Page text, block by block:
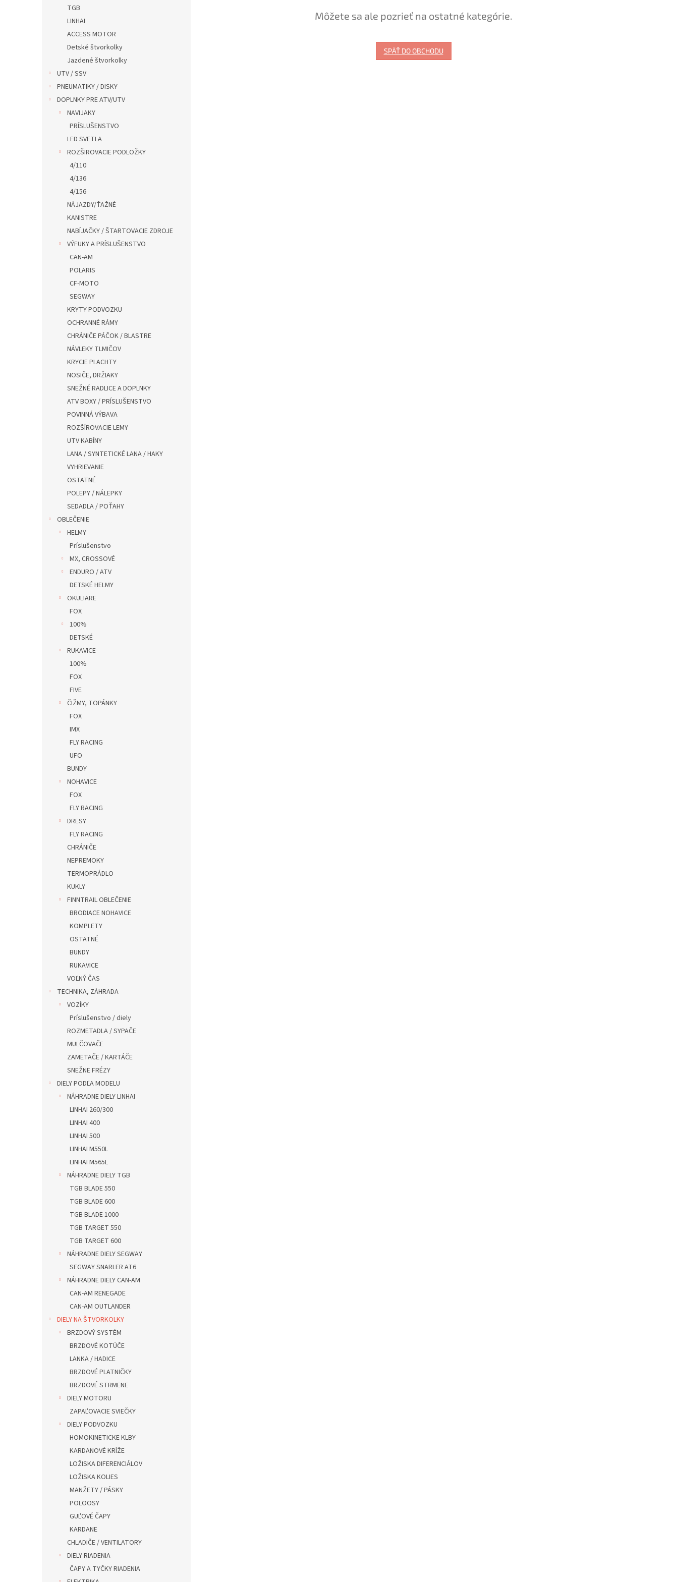
TGB
LINHAI
ACCESS MOTOR
Detské štvorkolky
Jazdené štvorkolky
UTV / SSV
PNEUMATIKY / DISKY
DOPLNKY PRE ATV/UTV
NAVIJAKY
PRÍSLUŠENSTVO
LED SVETLA
ROZŠIROVACIE PODLOŽKY
4/110
4/136
4/156
NÁJAZDY/ŤAŽNÉ
KANISTRE
NABÍJAČKY / ŠTARTOVACIE ZDROJE
VÝFUKY A PRÍSLUŠENSTVO
CAN-AM
POLARIS
CF-MOTO
SEGWAY
KRYTY PODVOZKU
OCHRANNÉ RÁMY
CHRÁNIČE PÁČOK / BLASTRE
NÁVLEKY TLMIČOV
KRYCIE PLACHTY
NOSIČE, DRŽIAKY
SNEŽNÉ RADLICE A DOPLNKY
ATV BOXY / PRÍSLUŠENSTVO
POVINNÁ VÝBAVA
ROZŠÍROVACIE LEMY
UTV KABÍNY
LANA / SYNTETICKÉ LANA / HAKY
VYHRIEVANIE
OSTATNÉ
POLEPY / NÁLEPKY
SEDADLA / POŤAHY
OBLEČENIE
HELMY
Príslušenstvo
MX, CROSSOVÉ
ENDURO / ATV
DETSKÉ HELMY
OKULIARE
FOX
100%
DETSKÉ
RUKAVICE
100%
FOX
FIVE
ČIŽMY, TOPÁNKY
FOX
IMX
FLY RACING
UFO
BUNDY
NOHAVICE
FOX
FLY RACING
DRESY
FLY RACING
CHRÁNIČE
NEPREMOKY
TERMOPRÁDLO
KUKLY
FINNTRAIL OBLEČENIE
BRODIACE NOHAVICE
KOMPLETY
OSTATNÉ
BUNDY
RUKAVICE
VOĽNÝ ČAS
TECHNIKA, ZÁHRADA
VOZÍKY
Príslušenstvo / diely
ROZMETADLA / SYPAČE
MULČOVAČE
ZAMETAČE / KARTÁČE
SNEŽNE FRÉZY
DIELY PODĽA MODELU
NÁHRADNE DIELY LINHAI
LINHAI 260/300
LINHAI 400
LINHAI 500
LINHAI M550L
LINHAI M565L
NÁHRADNE DIELY TGB
TGB BLADE 550
TGB BLADE 600
TGB BLADE 1000
TGB TARGET 550
TGB TARGET 600
NÁHRADNE DIELY SEGWAY
SEGWAY SNARLER AT6
NÁHRADNE DIELY CAN-AM
CAN-AM RENEGADE
CAN-AM OUTLANDER
DIELY NA ŠTVORKOLKY
BRZDOVÝ SYSTÉM
BRZDOVÉ KOTÚČE
LANKA / HADICE
BRZDOVÉ PLATNIČKY
BRZDOVÉ STRMENE
DIELY MOTORU
ZAPAĽOVACIE SVIEČKY
DIELY PODVOZKU
HOMOKINETICKE KLBY
KARDANOVÉ KRÍŽE
LOŽISKA DIFERENCIÁLOV
LOŽISKA KOLIES
MANŽETY / PÁSKY
POLOOSY
GUĽOVÉ ČAPY
KARDANE
CHLADIČE / VENTILATORY
DIELY RIADENIA
ČAPY A TYČKY RIADENIA
Môžete sa ale pozrieť na ostatné kategórie.
SPÄŤ DO OBCHODU